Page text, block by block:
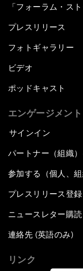
「フォーラム・スト
プレスリリース
フォトギャラリー
ビデオ
ポッドキャスト
エンゲージメント
サインイン
パートナー（組織
参加する（個人、組
プレスリリース登録
ニュースレター購読
連絡先 (英語のみ)
リンク